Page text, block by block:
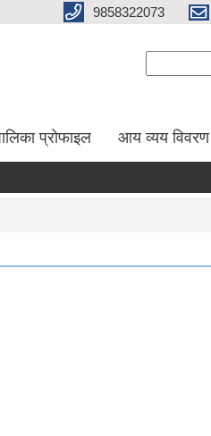
9858322073
प्रोफाइल आय व्यय विवरण